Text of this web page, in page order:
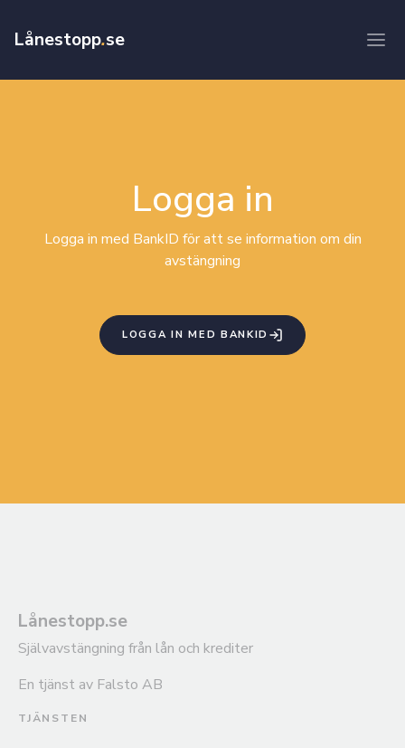
Lånestopp.se
Logga in
Logga in med BankID för att se information om din
avstängning
LOGGA IN MED BANKID
Lånestopp.se
Självavstängning från lån och krediter
En tjänst av Falsto AB
TJÄNSTEN